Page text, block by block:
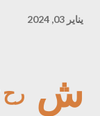
يناير 03, 2024
ش رح